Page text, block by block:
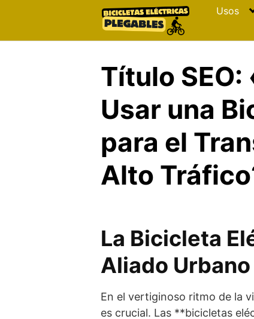
Usos
Título
Usar una
para el
Alto
La Bicicleta
Aliado Urbano
En el vertiginoso ritmo de la
es crucial. Las **bicicletas